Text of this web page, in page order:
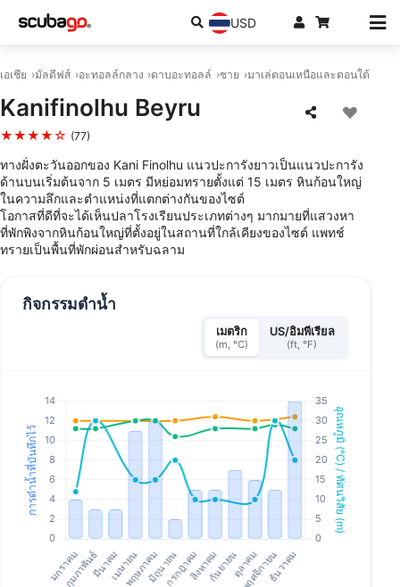
USD
เอเชีย มัลดีฟส์ อะทอลล์กลาง ดาบอะทอลล์ ชาย มาเล่ตอนเหนือและตอนใต้
Kanifinolhu Beyru
★★★★☆ (77)
ทางฝั่งตะวันออกของ Kani Finolhu แนวปะการังยาวเป็นแนวปะการัง
ด้านบนเริ่มต้นจาก 5 เมตร มีหย่อมทรายตั้งแต่ 15 เมตร หินก้อนใหญ่
ในความลึกและตําแหน่งที่แตกต่างกันของไซต์
โอกาสที่ดีที่จะได้เห็นปลาโรงเรียนประเภทต่างๆ มากมายที่แสวงหา
ที่พักพิงจากหินก้อนใหญ่ที่ตั้งอยู่ในสถานที่ใกล้เคียงของไซต์ แพทช์
ทรายเป็นพื้นที่พักผ่อนสําหรับฉลาม
กิจกรรมดำน้ำ
เมตริก
(m, °C)
US/อิมพีเรียล
(ft, °F)